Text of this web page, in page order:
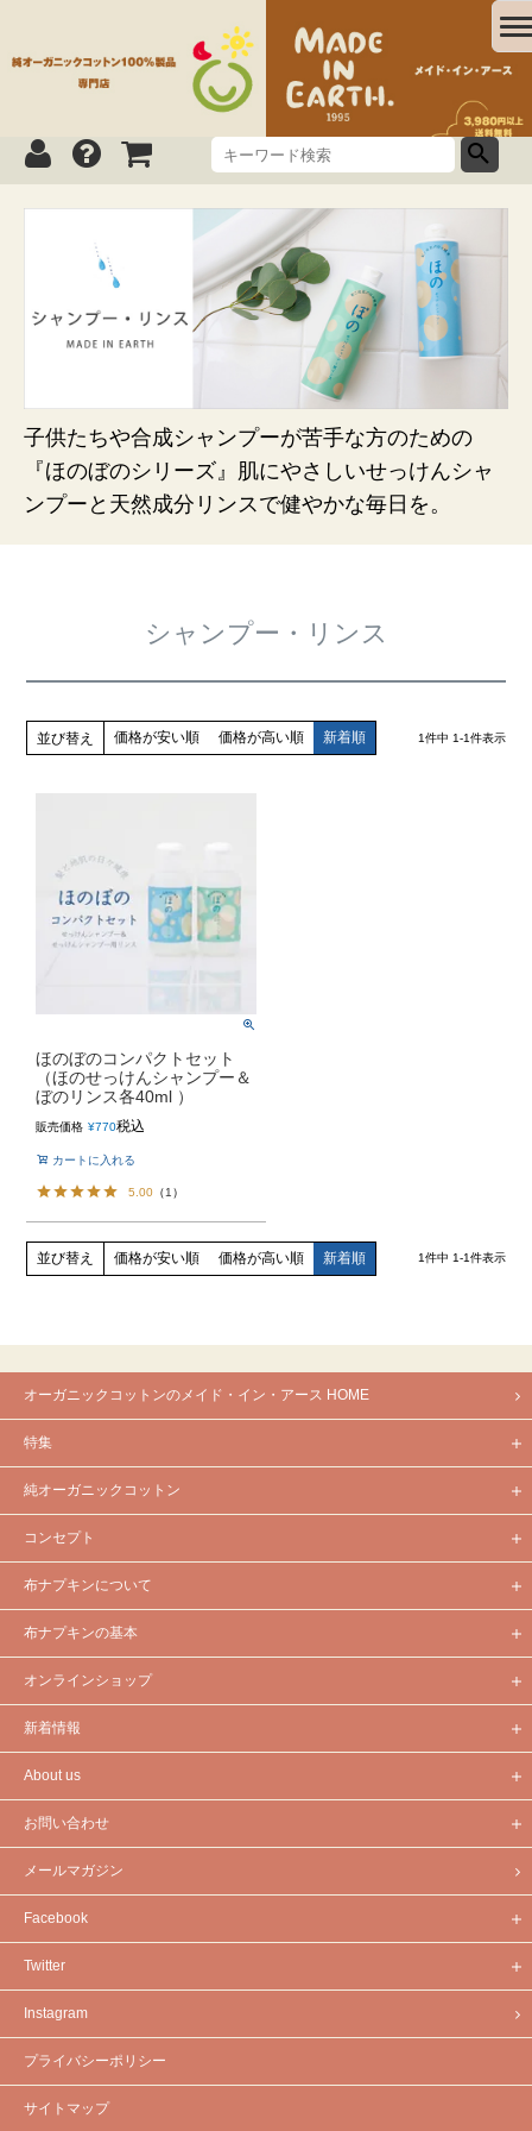
子供たちや合成シャンプーが苦手な方のための
『ほのぼのシリーズ』肌にやさしいせっけんシャ
ンプーと天然成分リンスで健やかな毎日を。
シャンプー・リンス
並び替え 価格が安い順 価格が高い順 新着順 1件中 1-1件表示
ほのぼのコンパクトセット
（ほのせっけんシャンプー＆
ぼのリンス各40ml ）
販売価格 ¥770税込
カートに入れる
5.00 （1 ）
並び替え 価格が安い順 価格が高い順 新着順 1件中 1-1件表示
オーガニックコットンのメイド・イン・アース HOME
特集
純オーガニックコットン
コンセプト
布ナプキンについて
布ナプキンの基本
オンラインショップ
新着情報
About us
お問い合わせ
メールマガジン
Facebook
Twitter
Instagram
プライバシーポリシー
サイトマップ